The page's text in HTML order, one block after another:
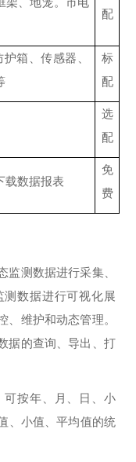
配
箱、传感器、
标
配
选
配
载数据报表
免
费
监测数据进行采集、
测数据进行可视化展
、维护和动态管理。
据的查询、导出、打
可按年、月、日、小
、小值、平均值的统